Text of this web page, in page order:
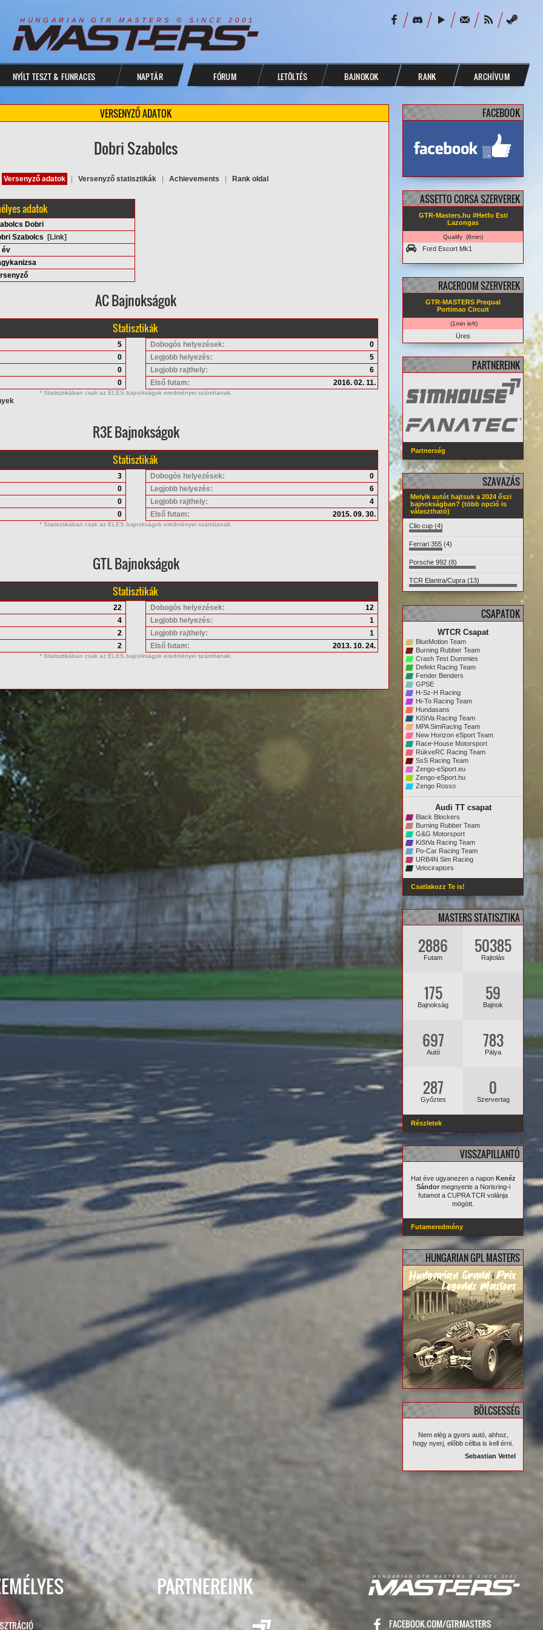
H U N G A R I A N G T R M A S T E R S © S I N C E 2 0 0 1
NYÍLT TESZT & FUNRACES NAPTÁR FÓRUM LETÖLTÉS BAJNOKOK RANK ARCHÍVUM
VERSENYZŐ ADATOK
Dobri Szabolcs
Versenyző adatok Versenyző statisztikák Achievements Rank oldal
adatok
Dobri
Szabolcs
[Link]
év
AC Bajnokságok
Statisztikák
5
0
0
0
Dobogós helyezések:
0
Legjobb helyezés:
5
Legjobb rajthely:
6
Első futam:
2016. 02. 11.
* Statisztikában csak az ÉLES bajnokságok eredményei számítanak.
R3E Bajnokságok
Statisztikák
3
0
0
0
Dobogós helyezések:
0
Legjobb helyezés:
6
Legjobb rajthely:
4
Első futam:
2015. 09. 30.
* Statisztikában csak az ÉLES bajnokságok eredményei számítanak.
GTL Bajnokságok
Statisztikák
22
4
2
2
Dobogós helyezések:
12
Legjobb helyezés:
1
Legjobb rajthely:
1
Első futam:
2013. 10. 24.
* Statisztikában csak az ÉLES bajnokságok eredményei számítanak.
FACEBOOK
ASSETTO CORSA SZERVEREK
GTR-Masters.hu #Hetfo Esti
Lazongas
Qualify (8min)
Ford Escort Mk1
RACEROOM SZERVEREK
GTR-MASTERS Prequal
Portimao Circuit
(1min left)
Üres
PARTNEREINK
Partnerség
SZAVAZÁS
Melyik autót hajtsuk a 2024 őszi
bajnokságban? (több opció is
választható)
Clio cup (4)
Ferrari 355 (4)
Porsche 992 (8)
TCR Elantra/Cupra (13)
CSAPATOK
WTCR Csapat
BlueMotion Team
Burning Rubber Team
Crash Test Dummies
Defekt Racing Team
Fender Benders
GPSE
H-Sz-H Racing
Hi-To Racing Team
Hundasans
KiStVa Racing Team
MPA SimRacing Team
New Horizon eSport Team
Race-House Motorsport
RükveRC Racing Team
SsS Racing Team
Zengo-eSport.eu
Zengo-eSport.hu
Zengo Rosso
Audi TT csapat
Black Blockers
Burning Rubber Team
G&G Motorsport
KiStVa Racing Team
Po-Car Racing Team
URB4N Sim Racing
Velociraptors
Csatlakozz Te is!
MASTERS STATISZTIKA
2886
Futam
50385
Rajtolás
175
Bajnokság
59
Bajnok
697
Autó
783
Pálya
287
Győztes
0
Szervertag
Részletek
VISSZAPILLANTÓ
Hat éve ugyanezen a napon Kenéz
Sándormegnyerte a Norisring-i
futamot a CUPRA TCR volánja
mögött.
Futameredmény
HUNGARIAN GPL MASTERS
BÖLCSESSÉG
Nem elég a gyors autó, ahhoz,
hogy nyerj, előbb célba is kell érni.
Sebastian Vettel
PARTNEREINK H U N G A R I A N G T R M A S T E R S © S I N C E 2 0 0 1
FACEBOOK.COM/GTRMASTERS